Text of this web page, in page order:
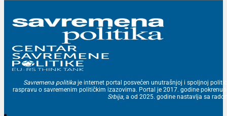
Savremena politika je internet portal posvećen unutrašnjoj i spoljnoj
raspravu o savremenim političkim izazovima. Portal je 2017. godine
Srbija, a od 2025. godine nastavlja sa